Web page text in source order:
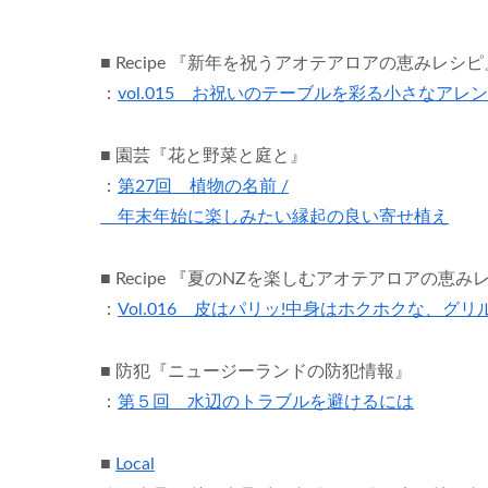
■ Recipe 『新年を祝うアオテアロアの恵みレシピ
： vol.015 お祝いのテーブルを彩る小さなアレ
■ 園芸『花と野菜と庭と』
： 第27回 植物の名前 /
年末年始に楽しみたい縁起の良い寄せ植え
■ Recipe 『夏のNZを楽しむアオテアロアの恵みレ
： Vol.016 皮はパリッ!中身はホクホクな、グリ
■ 防犯『ニュージーランドの防犯情報』
： 第５回 水辺のトラブルを避けるには
■ Local